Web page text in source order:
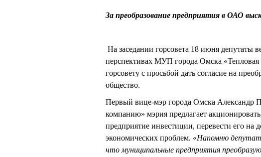
За преобразование предприятия в ОАО
На заседании горсовета 18 июня депутаты
перспективах МУП города Омска
горсовету с просьбой дать согласие на
общество.
Первый вице-мэр города Омска
компанию» мэрия предлагает
предприятие инвестиции, перевести его на
экономических проблем. «Напомню
что муниципальные предприятия